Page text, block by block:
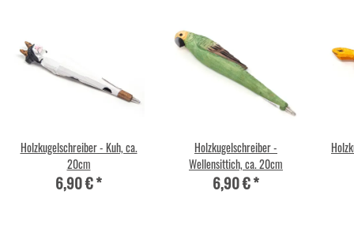
Holzkugelschreiber - Kuh, ca.
20cm
6,90 €*
Holzkugelschreiber -
Wellensittich, ca. 20cm
6,90 €*